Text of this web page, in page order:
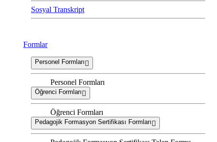
Sosyal Transkript
Formlar
Personel Formları
Personel Formları
Öğrenci Formları
Öğrenci Formları
Pedagojik Formasyon Sertifikası Formları